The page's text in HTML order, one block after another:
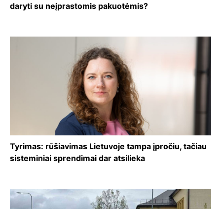
daryti su neįprastomis pakuotėmis?
Tyrimas: rūšiavimas Lietuvoje tampa įpročiu, tačiau
sisteminiai sprendimai dar atsilieka